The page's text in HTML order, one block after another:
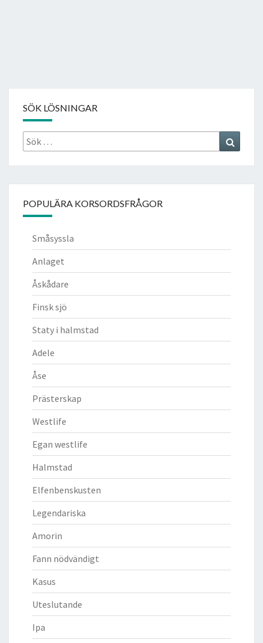
SÖK LÖSNINGAR
Sök
efter:
POPULÄRA KORSORDSFRÅGOR
Småsyssla
Anlaget
Åskådare
Finsk sjö
Staty i halmstad
Adele
Åse
Prästerskap
Westlife
Egan westlife
Halmstad
Elfenbenskusten
Legendariska
Amorin
Fann nödvändigt
Kasus
Uteslutande
Ipa